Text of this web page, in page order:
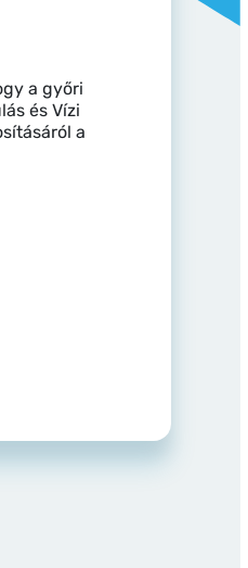
a győri
és Vízi
a